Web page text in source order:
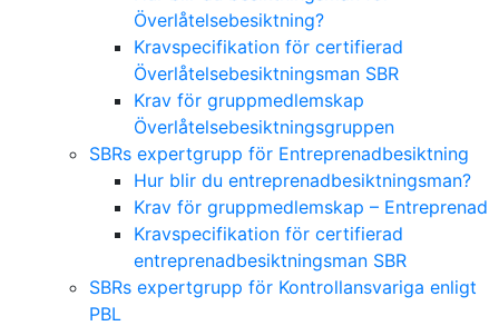
Överlåtelsebesiktning?
Kravspecifikation för certifierad
Överlåtelsebesiktningsman SBR
Krav för gruppmedlemskap
Överlåtelsebesiktningsgruppen
SBRs expertgrupp för Entreprenadbesiktning
Hur blir du entreprenadbesiktningsman?
Krav för gruppmedlemskap – Entreprenad
Kravspecifikation för certifierad
entreprenadbesiktningsman SBR
SBRs expertgrupp för Kontrollansvariga enligt
PBL